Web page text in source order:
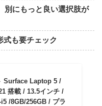
別にもっと良い選択肢が
式も要チェック
Surface Laptop 5 /
搭載 / 13.5インチ /
/8GB/256GB / プラ